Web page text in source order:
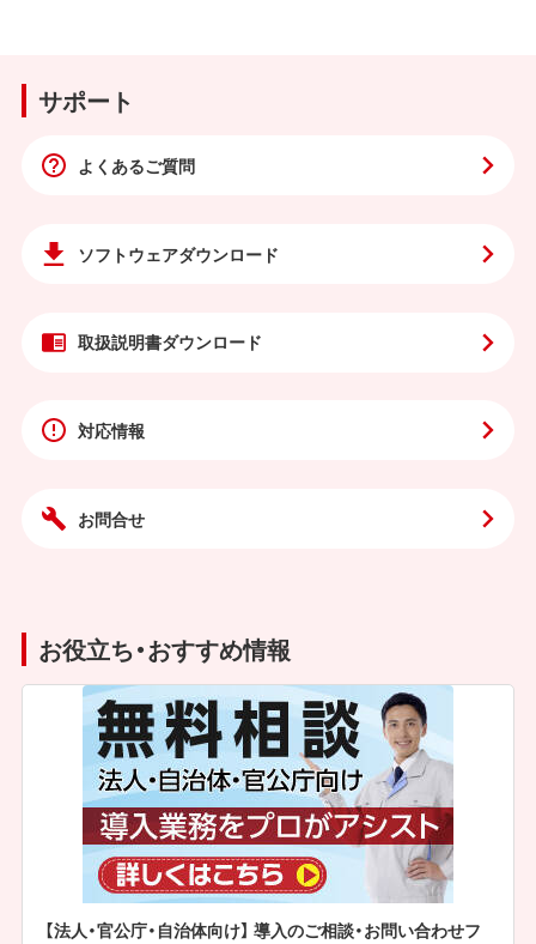
サポート
よくあるご質問
ソフトウェアダウンロード
取扱説明書ダウンロード
対応情報
お問合せ
お役立ち・おすすめ情報
【法人・官公庁・自治体向け】 導入のご相談・お問い合わせフ